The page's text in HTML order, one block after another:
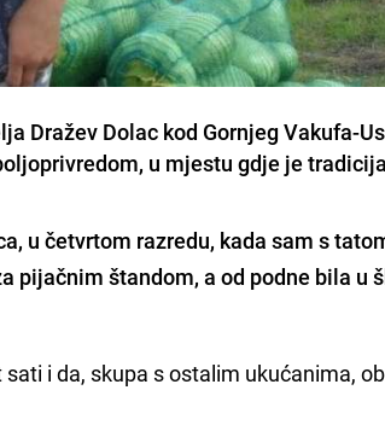
Dražev Dolac kod Gornjeg Vakufa-
u mjestu gdje je tradicija
u četvrtom razredu, kada sam s
pijačnim štandom, a od podne bila u
i da, skupa s ostalim ukućanima,